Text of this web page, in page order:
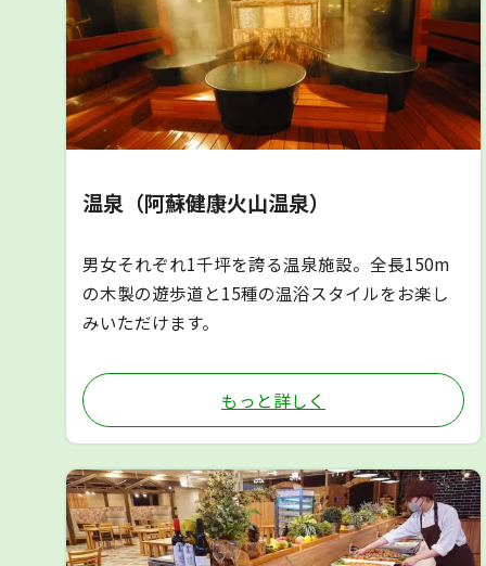
温泉（阿蘇健康火山温泉）
男女それぞれ1千坪を誇る温泉施設。全長150m
の木製の遊歩道と15種の温浴スタイルをお楽し
みいただけます。
もっと詳しく